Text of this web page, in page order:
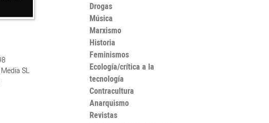
SL
Drogas
Música
Marxismo
Historia
Feminismos
Ecología/crítica a la
tecnología
Contracultura
Anarquismo
Revistas